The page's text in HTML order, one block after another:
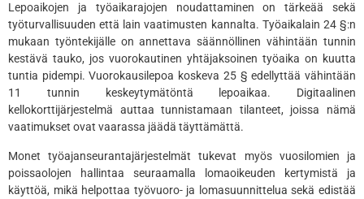
Lepoaikojen ja työaikarajojen noudattaminen on tärkeää sekä
työturvallisuuden että lain vaatimusten kannalta. Työaikalain 24 §:n
mukaan työntekijälle on annettava säännöllinen vähintään tunnin
kestävä tauko, jos vuorokautinen yhtäjaksoinen työaika on kuutta
tuntia pidempi. Vuorokausilepoa koskeva 25 § edellyttää vähintään
11 tunnin keskeytymätöntä lepoaikaa. Digitaalinen
kellokorttijärjestelmä auttaa tunnistamaan tilanteet, joissa nämä
vaatimukset ovat vaarassa jäädä täyttämättä.
Monet työajanseurantajärjestelmät tukevat myös vuosilomien ja
poissaolojen hallintaa seuraamalla lomaoikeuden kertymistä ja
käyttöä, mikä helpottaa työvuoro- ja lomasuunnittelua sekä edistää